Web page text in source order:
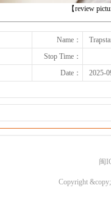
【review
Name：
Stop Time：
Date：
2025-
闽
Copyright